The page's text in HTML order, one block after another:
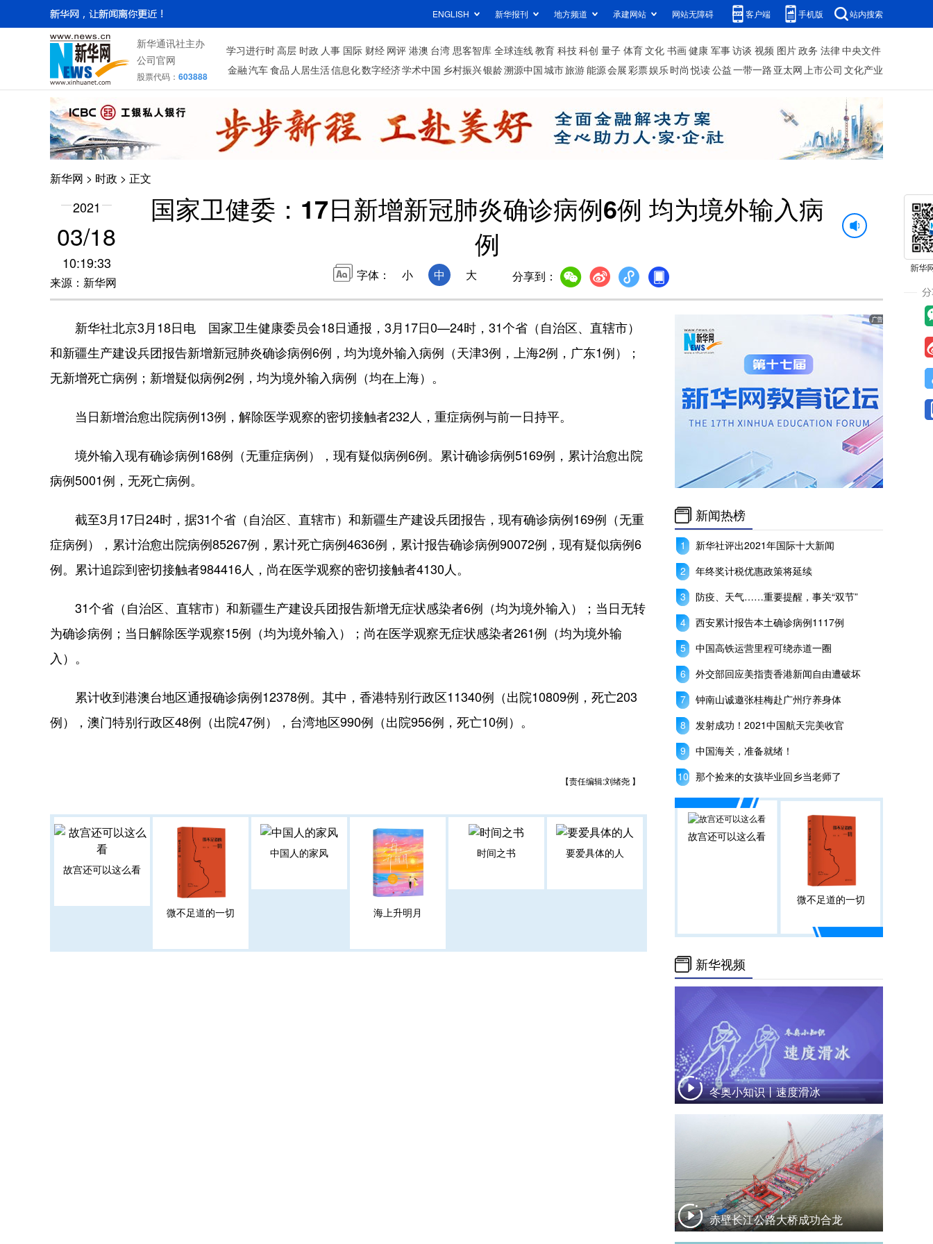
ENGLISH 新华报刊 地方频道 承建网站 网站无障碍 客户端 手机版 站内搜索
新华通讯社主办
公司官网
股票代码： 603888
学习进行时高层 时政 人事 国际 财经 网评 港澳 台湾 思客智库 全球连线教育 科技科创 量子 体育文化 书画健康 军事访谈 视频 图片政务 法律中央文件
金融汽车食品 人居生活信息化数字经济学术中国 乡村振兴银龄溯源中国城市旅游能源会展彩票娱乐时尚 悦读公益一带一路 亚太网上市公司 文化产业
新华网 > 时政 > 正文
2021
03/18
10:19:33
来源：新华网
国家卫健委：17日新增新冠肺炎确诊病例6例 均为境外输入病
例
字体： 小 中 大 分享到：
新华社北京3月18日电 国家卫生健康委员会18日通报，3月17日0—24时，31个省（自治区、直辖市）
和新疆生产建设兵团报告新增新冠肺炎确诊病例6例，均为境外输入病例（天津3例，上海2例，广东1例）；
无新增死亡病例；新增疑似病例2例，均为境外输入病例（均在上海）。
当日新增治愈出院病例13例，解除医学观察的密切接触者232人，重症病例与前一日持平。
境外输入现有确诊病例168例（无重症病例），现有疑似病例6例。累计确诊病例5169例，累计治愈出院
病例5001例，无死亡病例。
截至3月17日24时，据31个省（自治区、直辖市）和新疆生产建设兵团报告，现有确诊病例169例（无重
症病例），累计治愈出院病例85267例，累计死亡病例4636例，累计报告确诊病例90072例，现有疑似病例6
例。累计追踪到密切接触者984416人，尚在医学观察的密切接触者4130人。
31个省（自治区、直辖市）和新疆生产建设兵团报告新增无症状感染者6例（均为境外输入）；当日无转
为确诊病例；当日解除医学观察15例（均为境外输入）；尚在医学观察无症状感染者261例（均为境外输
入）。
累计收到港澳台地区通报确诊病例12378例。其中，香港特别行政区11340例（出院10809例，死亡203
例），澳门特别行政区48例（出院47例），台湾地区990例（出院956例，死亡10例）。
【责任编辑:刘绪尧 】
故宫还可以这么看
微不足道的一切
中国人的家风
海上升明月
时间之书 要爱具体的人
新闻热榜
新华社评出2021年国际十大新闻
年终奖计税优惠政策将延续
防疫、天气……重要提醒，事关“双节”
西安累计报告本土确诊病例1117例
中国高铁运营里程可绕赤道一圈
外交部回应美指责香港新闻自由遭破坏
钟南山诚邀张桂梅赴广州疗养身体
发射成功！2021中国航天完美收官
中国海关，准备就绪！
那个捡来的女孩毕业回乡当老师了
故宫还可以这么看
微不足道的一切
新华视频
冬奥小知识丨速度滑冰
赤壁长江公路大桥成功合龙